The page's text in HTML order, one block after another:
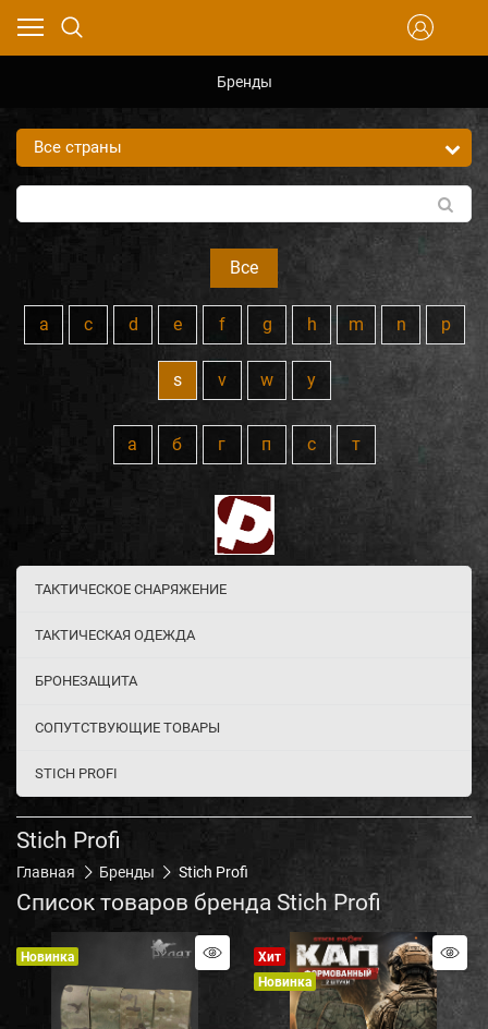
Бренды
Все
a c d e f g h m n p
s v w y
а б г п с т
ТАКТИЧЕСКОЕ СНАРЯЖЕНИЕ
ТАКТИЧЕСКАЯ ОДЕЖДА
БРОНЕЗАЩИТА
СОПУТСТВУЮЩИЕ ТОВАРЫ
STICH PROFI
Stich Profi
Главная Бренды Stich Profi
Список товаров бренда Stich Profi
Новинка
Хит
Новинка